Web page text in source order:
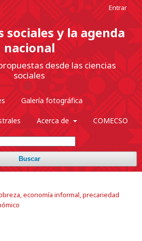
sociales y la agenda
nacional
desde las ciencias
sociales
Galería fotográfica
Acerca de COMECSO
Buscar
Entrar
economía informal, precariedad